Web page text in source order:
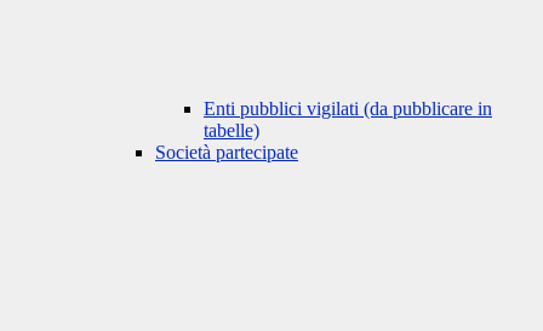
Enti pubblici vigilati (da pubblicare in
tabelle)
Società partecipate